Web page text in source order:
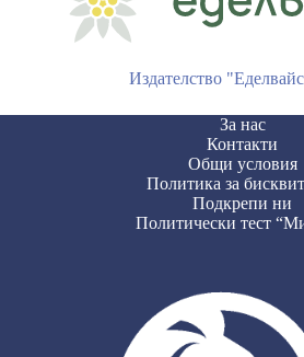
Издателство
За нас
Контакти
Общи условия
Политика за
Подкрепи ни
Политически тест